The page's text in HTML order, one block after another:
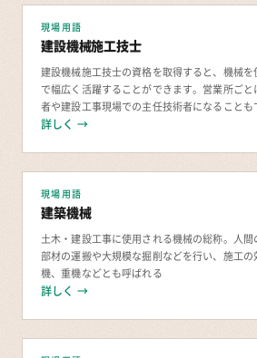
現場用語
建設機械施工技士
建設機械施工技士の資格を取得すると、機械
で幅広く活躍することができます。営業所ご
者や建設工事現場での主任技術者になることもできます
詳しく →
現場用語
建築機械
土木・建設工事に使用される機械の総称。人
部材の運搬や大規模な掘削などを行い、施工
機、重機などとも呼ばれる
詳しく →